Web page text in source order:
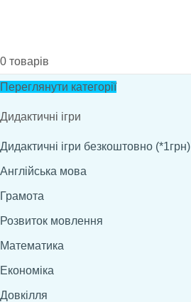
0 товарів
Переглянути категорії
Дидактичні ігри
Дидактичні ігри безкоштовно (*1грн)
Англійська мова
Грамота
Розвиток мовлення
Математика
Економіка
Довкілля